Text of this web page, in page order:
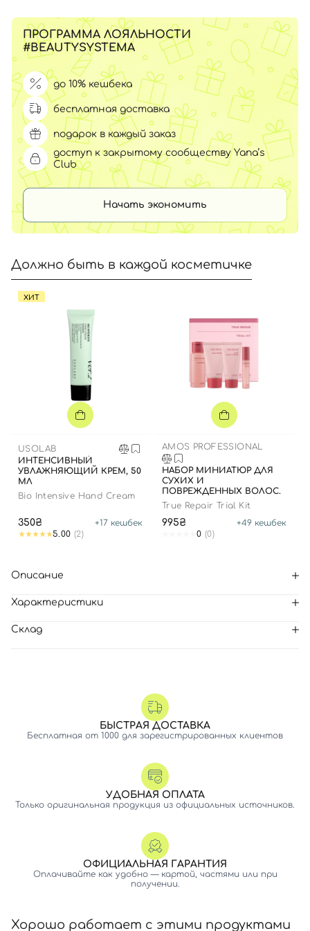
ПРОГРАММА ЛОЯЛЬНОСТИ
#BEAUTYSYSTEMA
до 10% кешбека
бесплатная доставка
подарок в каждый заказ
доступ к закрытому сообществу Yana’s
Club
Начать экономить
Должно быть в каждой косметичке
ХИТ
USOLAB
ИНТЕНСИВНЫЙ
УВЛАЖНЯЮЩИЙ КРЕМ, 50
МЛ
Bio Intensive Hand Cream
350₴ +17 кешбек
5.00 (2)
AMOS PROFESSIONAL
НАБОР МИНИАТЮР ДЛЯ
СУХИХ И
ПОВРЕЖДЕННЫХ ВОЛОС.
True Repair Trial Kit
995₴ +49 кешбек
0 (0)
Описание
Характеристики
Склад
БЫСТРАЯ ДОСТАВКА
Бесплатная от 1000 для зарегистрированных клиентов
УДОБНАЯ ОПЛАТА
Только оригинальная продукция из официальных источников.
ОФИЦИАЛЬНАЯ ГАРАНТИЯ
Оплачивайте как удобно — картой, частями или при
получении.
Хорошо работает с этими продуктами